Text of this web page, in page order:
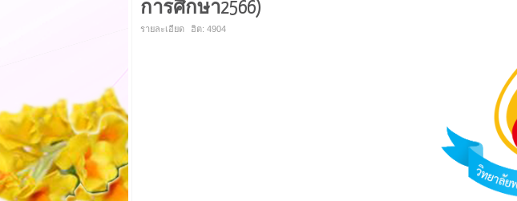
การศึกษา2566)
รายละเอียด ฮิต: 4904